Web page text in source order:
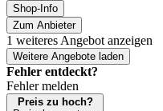
Shop-Info
Zum Anbieter
1 weiteres Angebot anzeigen
Weitere Angebote laden
Fehler entdeckt?
Fehler melden
Preis zu hoch?